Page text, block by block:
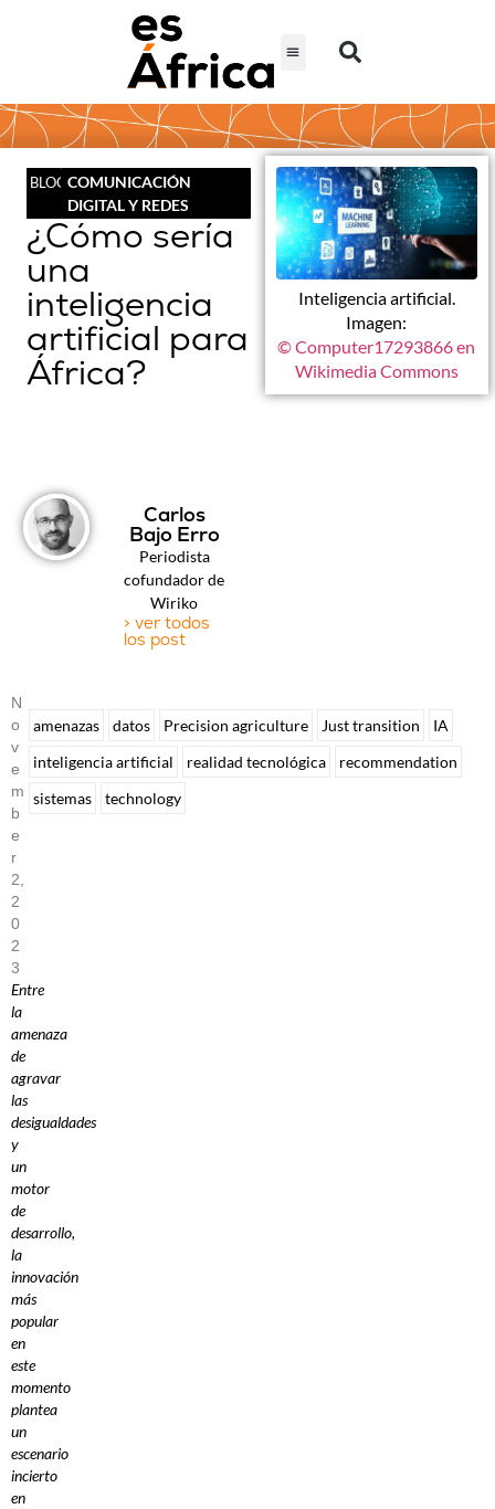
BLOG COMUNICACIÓN
DIGITAL Y REDES
¿Cómo sería
una
inteligencia
artificial para
África?
Inteligencia artificial.
Imagen:
© Computer17293866 en
Wikimedia Commons
Carlos
Bajo Erro
Periodista
cofundador de
Wiriko
> ver todos
los post
N
O
V
E
M
B
E
R
2,
2
0
2
3
Entre
la
amenaza
de
agravar
las
desigualdades
y
un
motor
de
desarrollo,
la
innovación
más
popular
en
este
momento
plantea
un
escenario
incierto
en
amenazas datos Precision agriculture Just transition
IA
inteligencia artificial
realidad tecnológica
recommendation
sistemas
technology